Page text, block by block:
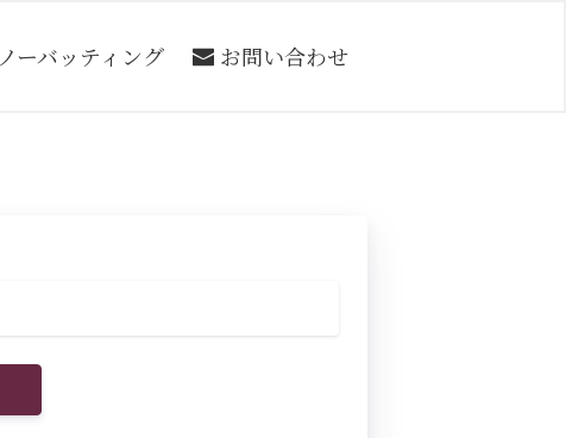
ノーバッティング お問い合わせ